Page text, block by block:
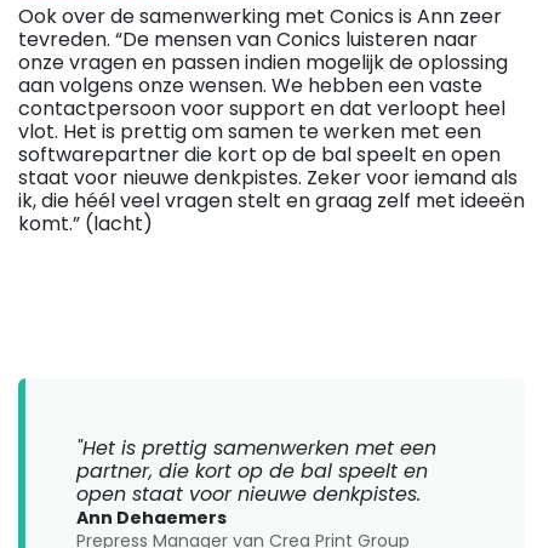
Ook over de samenwerking met Conics is Ann zeer
tevreden. “De mensen van Conics luisteren naar
onze vragen en passen indien mogelijk de oplossing
aan volgens onze wensen. We hebben een vaste
contactpersoon voor support en dat verloopt heel
vlot. Het is prettig om samen te werken met een
softwarepartner die kort op de bal speelt en open
staat voor nieuwe denkpistes. Zeker voor iemand als
ik, die héél veel vragen stelt en graag zelf met ideeën
komt.” (lacht)
"Het is prettig samenwerken met een
partner, die kort op de bal speelt en
open staat voor nieuwe denkpistes.
Ann Dehaemers
Prepress Manager van Crea Print Group